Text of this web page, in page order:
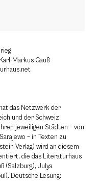
Markus Gauß
das Netzwerk der
und der Schweiz
jeweiligen Städten – von
– in Texten zu
Verlag) wird an diesem
die das Literaturhaus
(Salzburg), Julya
Deutsche Lesung: